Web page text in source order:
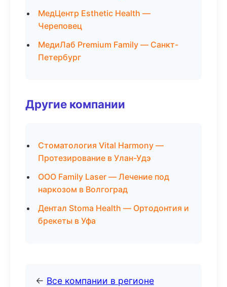
МедЦентр Esthetic Health —
Череповец
МедиЛаб Premium Family — Санкт-
Петербург
Другие компании
Стоматология Vital Harmony —
Протезирование в Улан-Удэ
ООО Family Laser — Лечение под
наркозом в Волгоград
Дентал Stoma Health — Ортодонтия и
брекеты в Уфа
← Все компании в регионе